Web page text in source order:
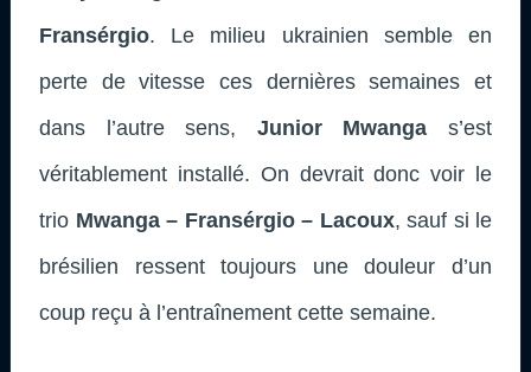
Fransérgio. Le milieu ukrainien semble en
perte de vitesse ces dernières semaines et
dans l’autre sens, Junior Mwanga s’est
véritablement installé. On devrait donc voir le
trio Mwanga – Fransérgio – Lacoux, sauf si le
brésilien ressent toujours une douleur d’un
coup reçu à l’entraînement cette semaine.